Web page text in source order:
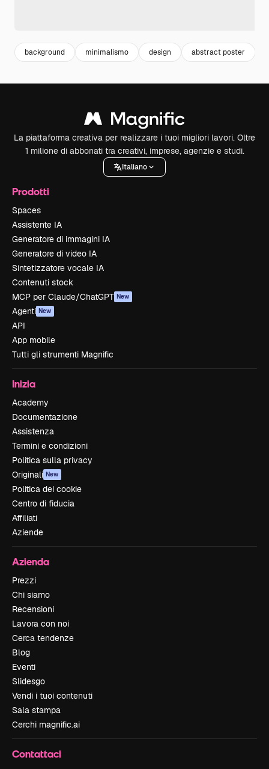
background minimalismo design abstract poster
La piattaforma creativa per realizzare i tuoi migliori lavori. Oltre
1 milione di abbonati tra creativi, imprese, agenzie e studi.
Italiano
Prodotti
Spaces
Assistente IA
Generatore di immagini IA
Generatore di video IA
Sintetizzatore vocale IA
Contenuti stock
MCP per Claude/ChatGPT New
Agenti New
API
App mobile
Tutti gli strumenti Magnific
Inizia
Academy
Documentazione
Assistenza
Termini e condizioni
Politica sulla privacy
Originali New
Politica dei cookie
Centro di fiducia
Affiliati
Aziende
Azienda
Prezzi
Chi siamo
Recensioni
Lavora con noi
Cerca tendenze
Blog
Eventi
Slidesgo
Vendi i tuoi contenuti
Sala stampa
Cerchi magnific.ai
Contattaci